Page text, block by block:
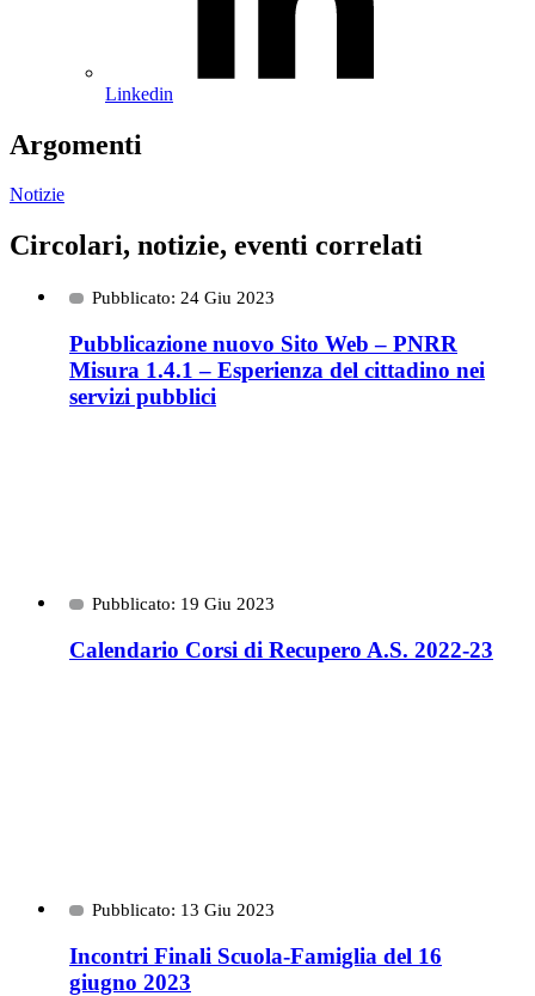
Linkedin
Argomenti
Notizie
Circolari, notizie, eventi correlati
Pubblicato: 24 Giu 2023
Pubblicazione nuovo Sito Web – PNRR
Misura 1.4.1 – Esperienza del cittadino nei
servizi pubblici
Pubblicato: 19 Giu 2023
Calendario Corsi di Recupero A.S. 2022-23
Pubblicato: 13 Giu 2023
Incontri Finali Scuola-Famiglia del 16
giugno 2023